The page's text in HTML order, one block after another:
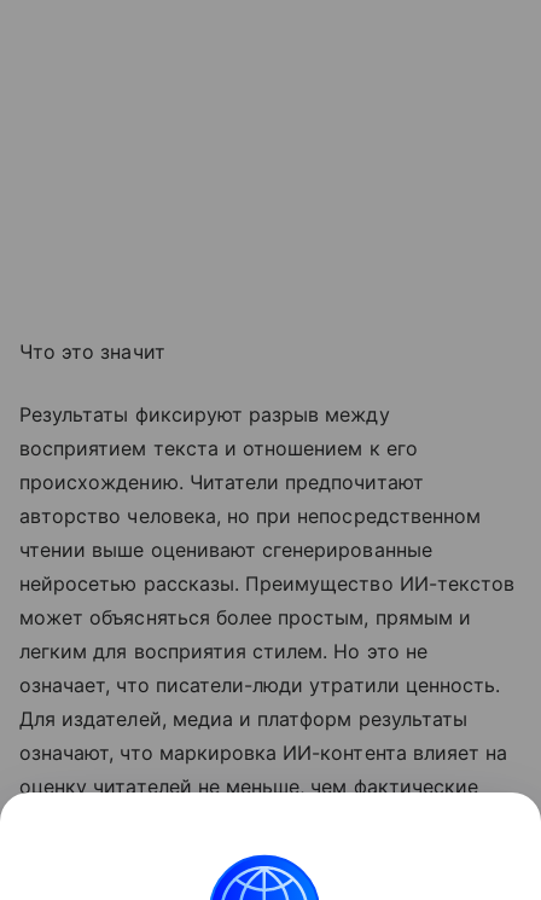
Что это значит
Результаты фиксируют разрыв между
восприятием текста и отношением к его
происхождению. Читатели предпочитают
авторство человека, но при непосредственном
чтении выше оценивают сгенерированные
нейросетью рассказы. Преимущество ИИ-текстов
может объясняться более простым, прямым и
легким для восприятия стилем. Но это не
означает, что писатели-люди утратили ценность.
Для издателей, медиа и платформ результаты
означают, что маркировка ИИ-контента влияет на
оценку читателей не меньше, чем фактические
➤ Подписывайтесь на телеграм-канал «РБК